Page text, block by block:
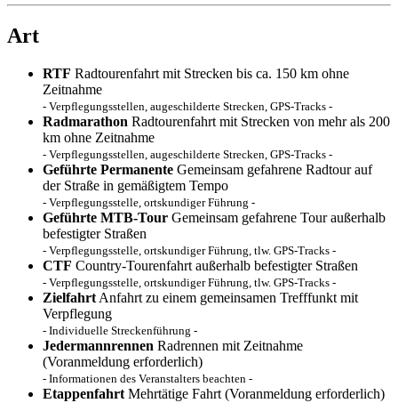
Art
RTF Radtourenfahrt mit Strecken bis ca. 150 km ohne
Zeitnahme
- Verpflegungsstellen, augeschilderte Strecken, GPS-Tracks -
Radmarathon Radtourenfahrt mit Strecken von mehr als 200
km ohne Zeitnahme
- Verpflegungsstellen, augeschilderte Strecken, GPS-Tracks -
Geführte Permanente Gemeinsam gefahrene Radtour auf
der Straße in gemäßigtem Tempo
- Verpflegungsstelle, ortskundiger Führung -
Geführte MTB-Tour Gemeinsam gefahrene Tour außerhalb
befestigter Straßen
- Verpflegungsstelle, ortskundiger Führung, tlw. GPS-Tracks -
CTF Country-Tourenfahrt außerhalb befestigter Straßen
- Verpflegungsstelle, ortskundiger Führung, tlw. GPS-Tracks -
Zielfahrt Anfahrt zu einem gemeinsamen Trefffunkt mit
Verpflegung
- Individuelle Streckenführung -
Jedermannrennen Radrennen mit Zeitnahme
(Voranmeldung erforderlich)
- Informationen des Veranstalters beachten -
Etappenfahrt Mehrtätige Fahrt (Voranmeldung erforderlich)